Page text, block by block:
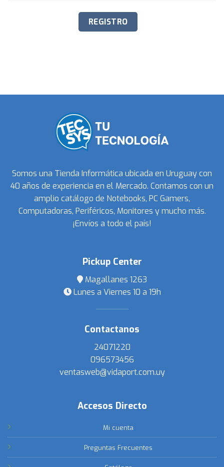
Somos una Tienda Informática ubicada en Uruguay con
40 años de experiencia en el Mercado. Contamos con un
amplio catálogo de Notebooks, PC Gamers,
Computadoras, Periféricos, Monitores y mucho más.
¡Envíos a todo el país!
Pickup Center
Magallanes 1263
Lunes a Viernes 10 a 19h
Contactanos
24071220
096573456
ventasweb@vidaport.com.uy
Accesos Directo
Mi cuenta
Preguntas Frecuentes